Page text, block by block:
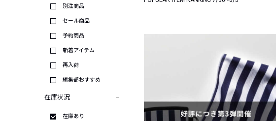
別注商品
セール商品
予約商品
新着アイテム
再入荷
編集部おすすめ
在庫状況
在庫あり